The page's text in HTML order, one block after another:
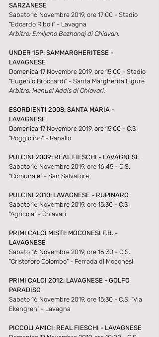
SARZANESE
Sabato 16 Novembre 2019, ore 17:00 - Stadio
"Edoardo Riboli" - Lavagna
Arbitro: Emiljano Bozhanaj di Chiavari.
UNDER 15P: SAMMARGHERITESE -
LAVAGNESE
Domenica 17 Novembre 2019, ore 15:00 - Stadio
"Eugenio Broccardi" - Santa Margherita Ligure
Arbitro: Manuel Addis di Chiavari.
ESORDIENTI 2008: SANTA MARIA -
LAVAGNESE
Domenica 17 Novembre 2019, ore 15:00 - C.S.
"Poggiolino" - Rapallo
PULCINI 2009: REAL FIESCHI - LAVAGNESE
Sabato 16 Novembre 2019, ore 16:45 - C.S.
"Comunale" - San Salvatore
PULCINI 2010: LAVAGNESE - RUPINARO
Sabato 16 Novembre 2019, ore 15:30 - C.S.
"Agricola" - Chiavari
PRIMI CALCI MISTI: MOCONESI F.B. -
LAVAGNESE
Sabato 16 Novembre 2019, ore 16:30 - C.S.
"Cristoforo Colombo" - Ferrada di Moconesi
PRIMI CALCI 2012: LAVAGNESE - GOLFO
PARADISO
Sabato 16 Novembre 2019, ore 15:30 - C.S. "Via
Ekengren" - Lavagna
PICCOLI AMICI: REAL FIESCHI - LAVAGNESE